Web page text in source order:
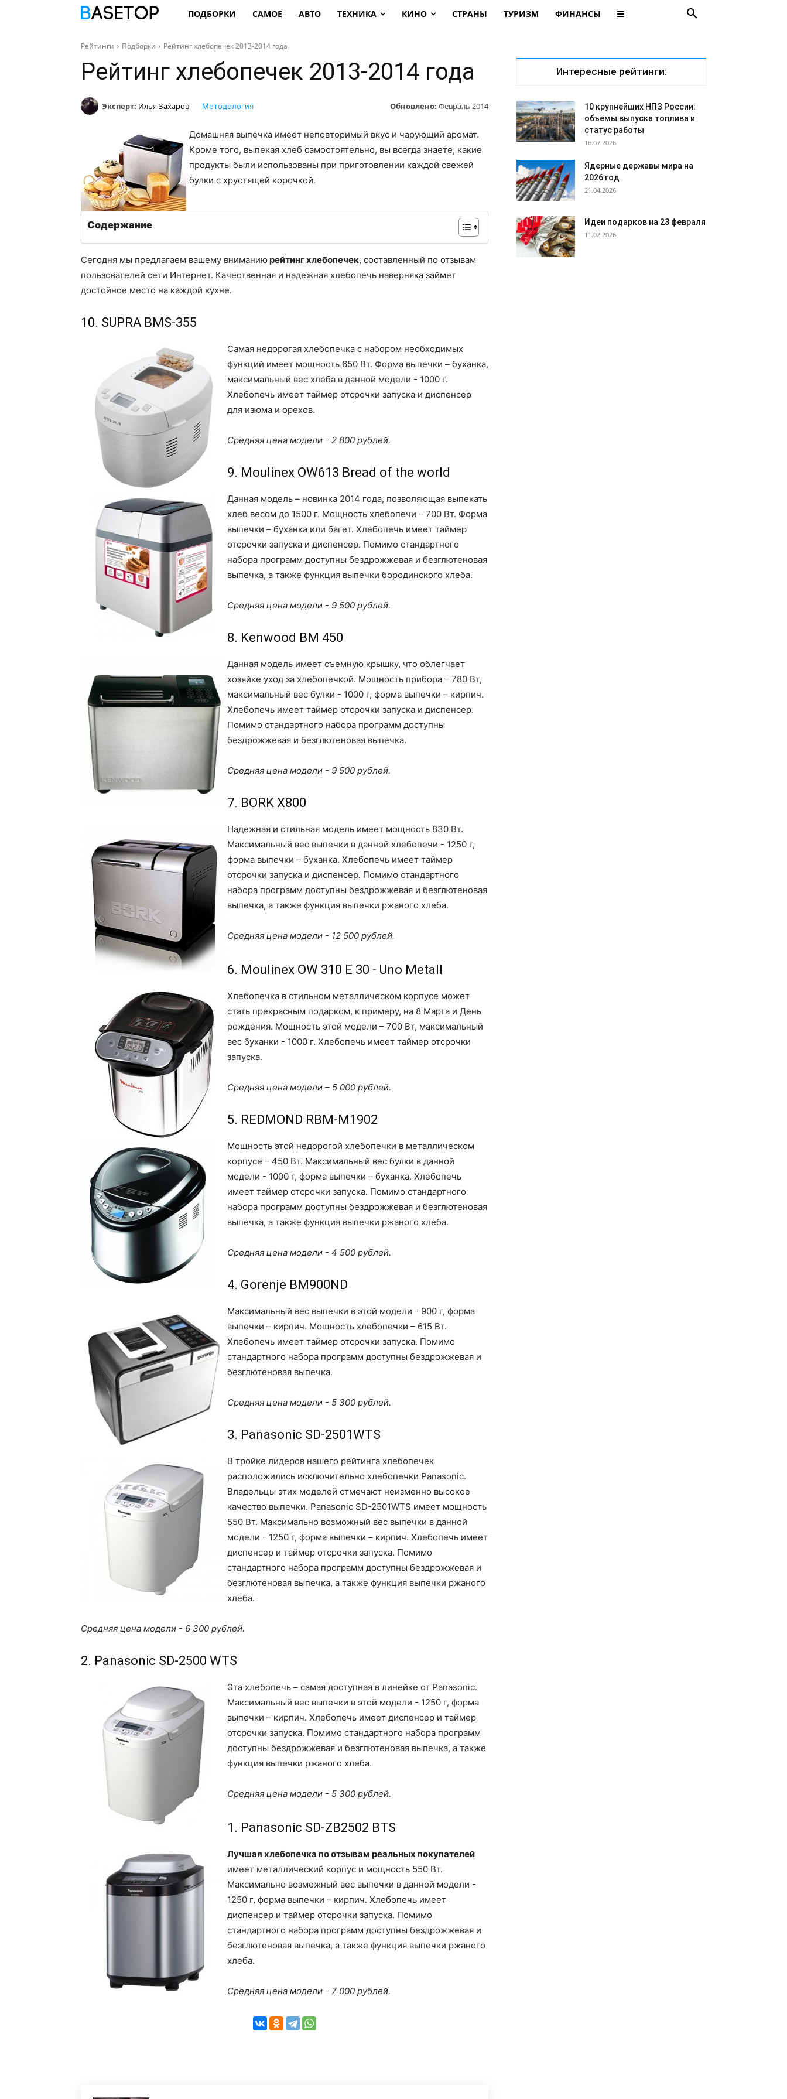
ПОДБОРКИ САМОЕ АВТО ТЕХНИКА КИНО СТРАНЫ ТУРИЗМ ФИНАНСЫ
Рейтинги Подборки Рейтинг хлебопечек 2013-2014 года
Рейтинг хлебопечек 2013-2014 года
Эксперт: Илья Захаров Обновлено: Февраль 2014
Методология
Домашняя выпечка имеет неповторимый вкус и чарующий аромат.
Кроме того, выпекая хлеб самостоятельно, вы всегда знаете, какие
продукты были использованы при приготовлении каждой свежей
булки с хрустящей корочкой.
Содержание
Сегодня мы предлагаем вашему вниманиюрейтинг хлебопечек, составленный по отзывам
пользователей сети Интернет. Качественная и надежная хлебопечь наверняка займет
достойное место на каждой кухне.
10. SUPRA BMS-355
Самая недорогая хлебопечка с набором необходимых
функций имеет мощность 650 Вт. Форма выпечки – буханка,
максимальный вес хлеба в данной модели - 1000 г.
Хлебопечь имеет таймер отсрочки запуска и диспенсер
для изюма и орехов.
Средняя цена модели - 2 800 рублей.
9. Moulinex OW613 Bread of the world
Данная модель – новинка 2014 года, позволяющая выпекать
хлеб весом до 1500 г. Мощность хлебопечи – 700 Вт. Форма
выпечки – буханка или багет. Хлебопечь имеет таймер
отсрочки запуска и диспенсер. Помимо стандартного
набора программ доступны бездрожжевая и безглютеновая
выпечка, а также функция выпечки бородинского хлеба.
Средняя цена модели - 9 500 рублей.
8. Kenwood BM 450
Данная модель имеет съемную крышку, что облегчает
хозяйке уход за хлебопечкой. Мощность прибора – 780 Вт,
максимальный вес булки - 1000 г, форма выпечки – кирпич.
Хлебопечь имеет таймер отсрочки запуска и диспенсер.
Помимо стандартного набора программ доступны
бездрожжевая и безглютеновая выпечка.
Средняя цена модели - 9 500 рублей.
7. BORK X800
Надежная и стильная модель имеет мощность 830 Вт.
Максимальный вес выпечки в данной хлебопечи - 1250 г,
форма выпечки – буханка. Хлебопечь имеет таймер
отсрочки запуска и диспенсер. Помимо стандартного
набора программ доступны бездрожжевая и безглютеновая
выпечка, а также функция выпечки ржаного хлеба.
Средняя цена модели - 12 500 рублей.
6. Moulinex OW 310 E 30 - Uno Metall
Хлебопечка в стильном металлическом корпусе может
стать прекрасным подарком, к примеру, на 8 Марта и День
рождения. Мощность этой модели – 700 Вт, максимальный
вес буханки - 1000 г. Хлебопечь имеет таймер отсрочки
запуска.
Средняя цена модели – 5 000 рублей.
5. REDMOND RBM-M1902
Мощность этой недорогой хлебопечки в металлическом
корпусе – 450 Вт. Максимальный вес булки в данной
модели - 1000 г, форма выпечки – буханка. Хлебопечь
имеет таймер отсрочки запуска. Помимо стандартного
набора программ доступны бездрожжевая и безглютеновая
выпечка, а также функция выпечки ржаного хлеба.
Средняя цена модели - 4 500 рублей.
4. Gorenje BM900ND
Максимальный вес выпечки в этой модели - 900 г, форма
выпечки – кирпич. Мощность хлебопечки – 615 Вт.
Хлебопечь имеет таймер отсрочки запуска. Помимо
стандартного набора программ доступны бездрожжевая и
безглютеновая выпечка.
Средняя цена модели - 5 300 рублей.
3. Panasonic SD-2501WTS
В тройке лидеров нашего рейтинга хлебопечек
расположились исключительно хлебопечки Panasonic.
Владельцы этих моделей отмечают неизменно высокое
качество выпечки. Panasonic SD-2501WTS имеет мощность
550 Вт. Максимально возможный вес выпечки в данной
модели - 1250 г, форма выпечки – кирпич. Хлебопечь имеет
диспенсер и таймер отсрочки запуска. Помимо
стандартного набора программ доступны бездрожжевая и
безглютеновая выпечка, а также функция выпечки ржаного
хлеба.
Средняя цена модели - 6 300 рублей.
2. Panasonic SD-2500 WTS
Эта хлебопечь – самая доступная в линейке от Panasonic.
Максимальный вес выпечки в этой модели - 1250 г, форма
выпечки – кирпич. Хлебопечь имеет диспенсер и таймер
отсрочки запуска. Помимо стандартного набора программ
доступны бездрожжевая и безглютеновая выпечка, а также
функция выпечки ржаного хлеба.
Средняя цена модели - 5 300 рублей.
1. Panasonic SD-ZB2502 BTS
Лучшая хлебопечка по отзывам реальных покупателей
имеет металлический корпус и мощность 550 Вт.
Максимально возможный вес выпечки в данной модели -
1250 г, форма выпечки – кирпич. Хлебопечь имеет
диспенсер и таймер отсрочки запуска. Помимо
стандартного набора программ доступны бездрожжевая и
безглютеновая выпечка, а также функция выпечки ржаного
хлеба.
Средняя цена модели - 7 000 рублей.
Интересные рейтинги:
10 крупнейших НПЗ России:
объёмы выпуска топлива и
статус работы
16.07.2026
Ядерные державы мира на
2026 год
21.04.2026
Идеи подарков на 23 февраля
11.02.2026